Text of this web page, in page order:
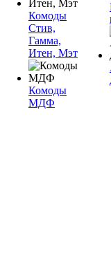
Комоды
Стив,
Гамма,
Итен, Мэт
Комоды
МДФ